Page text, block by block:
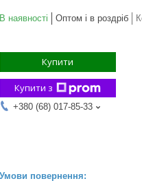
В наявності Оптом і в роздріб
Купити
Купити з
+380 (68) 017-85-33